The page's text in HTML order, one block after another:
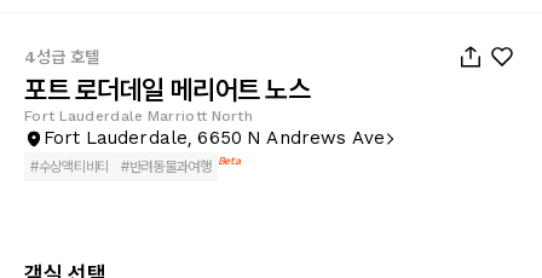
4성급 호텔
포트 로더데일 메리어트 노스
Fort Lauderdale Marriott North
Fort Lauderdale, 6650 N Andrews Ave
#수상액티비티 #반려동물과여행 Beta